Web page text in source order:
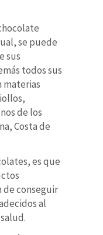
se puede
sus
todos sus
materias
de los
Costa de
es que
conseguir
al